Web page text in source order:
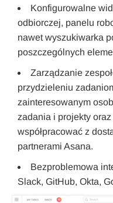
Konfigurowalne
odbiorczej, panelu
nawet wyszukiwarka
poszczególnych
Zarządzanie
przydzieleniu
zainteresowanym
zadania i projekty
współpracować z
partnerami Asana.
Bezproblemowa
Slack, GitHub, Okta,